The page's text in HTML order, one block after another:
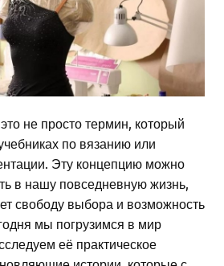
не просто термин, который
по вязанию или
Эту концепцию можно
в нашу повседневную жизнь,
свободу выбора и возможность
мы погрузимся в мир
её практическое